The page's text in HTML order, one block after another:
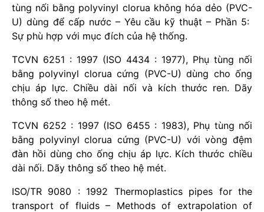
tùng nối bằng polyvinyl clorua không hóa dẻo (PVC-
U) dùng để cấp nước – Yêu cầu kỹ thuật – Phần 5:
Sự phù hợp với mục đích của hệ thống.
TCVN 6251 : 1997 (ISO 4434 : 1977), Phụ tùng nối
bằng polyvinyl clorua cứng (PVC-U) dùng cho ống
chịu áp lực. Chiều dài nối và kích thước ren. Dãy
thông số theo hệ mét.
TCVN 6252 : 1997 (ISO 6455 : 1983), Phụ tùng nối
bằng polyvinyl clorua cứng (PVC-U) với vòng đệm
đàn hồi dùng cho ống chịu áp lực. Kích thước chiều
dài nối. Dãy thông số theo hệ mét.
ISO/TR 9080 : 1992 Thermoplastics pipes for the
transport of fluids – Methods of extrapolation of